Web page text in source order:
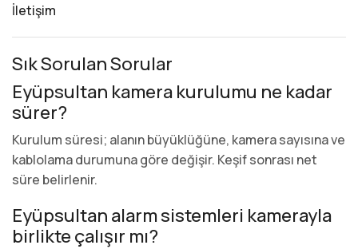
İletişim
Sık Sorulan Sorular
Eyüpsultan kamera kurulumu ne kadar
sürer?
Kurulum süresi; alanın büyüklüğüne, kamera sayısına ve
kablolama durumuna göre değişir. Keşif sonrası net
süre belirlenir.
Eyüpsultan alarm sistemleri kamerayla
birlikte çalışır mı?